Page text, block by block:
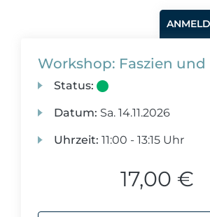
Workshop: Faszien und
Status:
Datum: Sa. 14.11.2026
Uhrzeit: 11:00 - 13:15 Uhr
17,00 €